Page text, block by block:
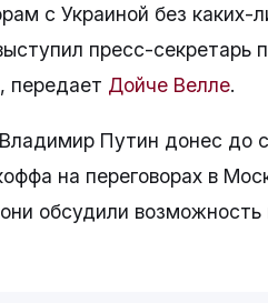
с Украиной без каких-
пресс-секретарь
передает Дойче Велле.
Путин донес до
на переговорах в
обсудили возможность